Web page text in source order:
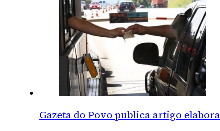
Gazeta do Povo publica artigo